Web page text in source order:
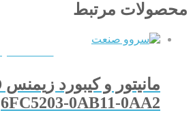
محصولات مرتبط
مانیتور و کیبورد زیمنس 840D/810D
6FC5203-0AB11-0AA2